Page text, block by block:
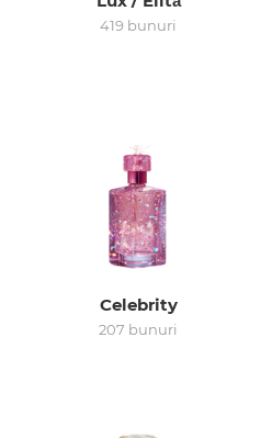
419 bunuri
Celebrity
207 bunuri